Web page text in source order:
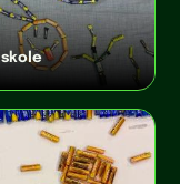
skole